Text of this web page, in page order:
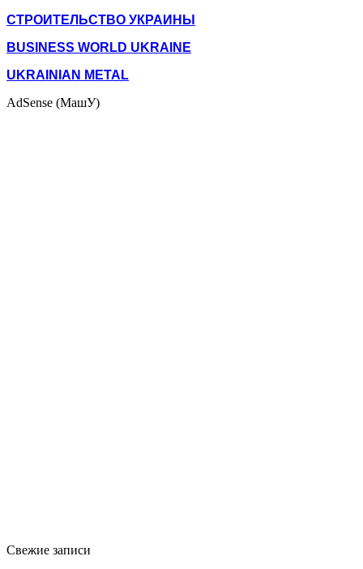
СТРОИТЕЛЬСТВО УКРАИНЫ
BUSINESS WORLD UKRAINE
UKRAINIAN METAL
AdSense (МашУ)
Свежие записи